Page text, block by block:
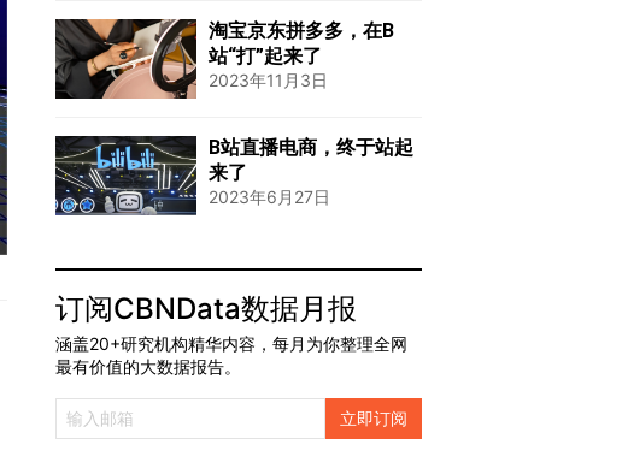
淘宝京东拼多多，在B
站“打”起来了
2023年11月3日
B站直播电商，终于站起
来了
2023年6月27日
订阅CBNData数据月报
涵盖20+研究机构精华内容，每月为你整理全网
最有价值的大数据报告。
立即订阅